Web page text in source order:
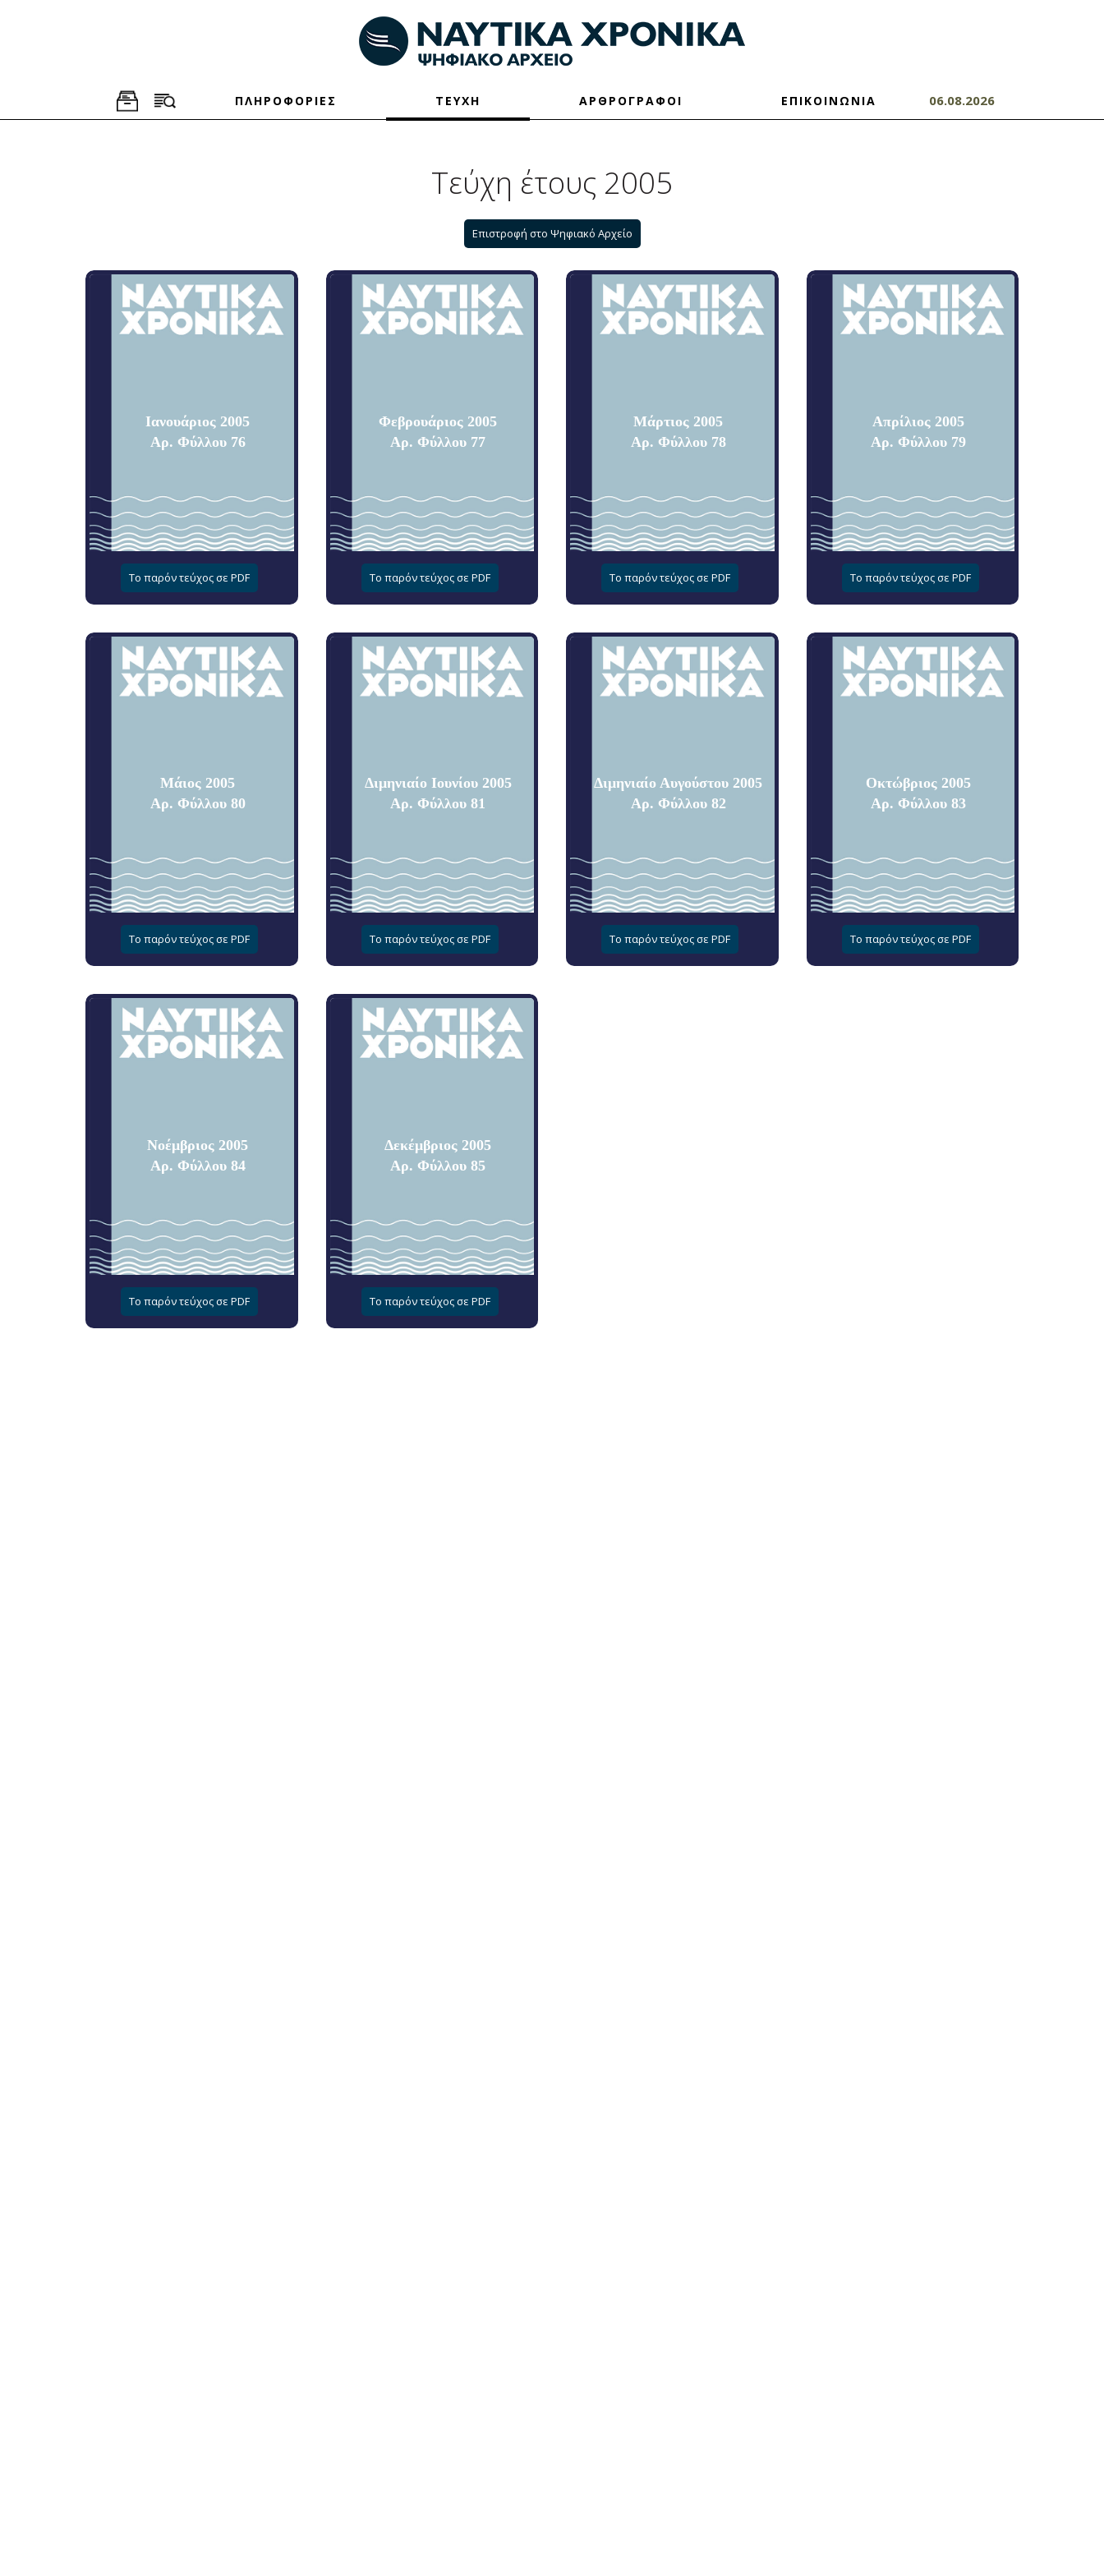
ΠΛΗΡΟΦΟΡΙΕΣ ΤΕΥΧΗ ΑΡΘΡΟΓΡΑΦΟΙ ΕΠΙΚΟΙΝΩΝΙΑ 06.08.2026
Τεύχη έτους 2005
Επιστροφή στο Ψηφιακό Αρχείο
Ιανουάριος 2005
Αρ. Φύλλου 76
Το παρόν τεύχος σε PDF
Φεβρουάριος 2005
Αρ. Φύλλου 77
Το παρόν τεύχος σε PDF
Μάρτιος 2005
Αρ. Φύλλου 78
Το παρόν τεύχος σε PDF
Απρίλιος 2005
Αρ. Φύλλου 79
Το παρόν τεύχος σε PDF
Μάιος 2005
Αρ. Φύλλου 80
Το παρόν τεύχος σε PDF
Διμηνιαίο Ιουνίου 2005
Αρ. Φύλλου 81
Το παρόν τεύχος σε PDF
Διμηνιαίο Αυγούστου 2005
Αρ. Φύλλου 82
Το παρόν τεύχος σε PDF
Οκτώβριος 2005
Αρ. Φύλλου 83
Το παρόν τεύχος σε PDF
Νοέμβριος 2005
Αρ. Φύλλου 84
Το παρόν τεύχος σε PDF
Δεκέμβριος 2005
Αρ. Φύλλου 85
Το παρόν τεύχος σε PDF